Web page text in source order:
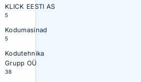
KLICK EESTI AS
5
Kodumasinad
5
Kodutehnika
Grupp OÜ
38